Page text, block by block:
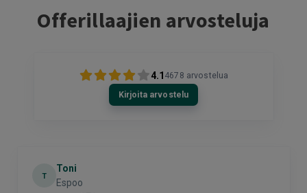
Offerillaajien arvosteluja
4.1 4678 arvostelua
Kirjoita arvostelu
T
Toni
Espoo